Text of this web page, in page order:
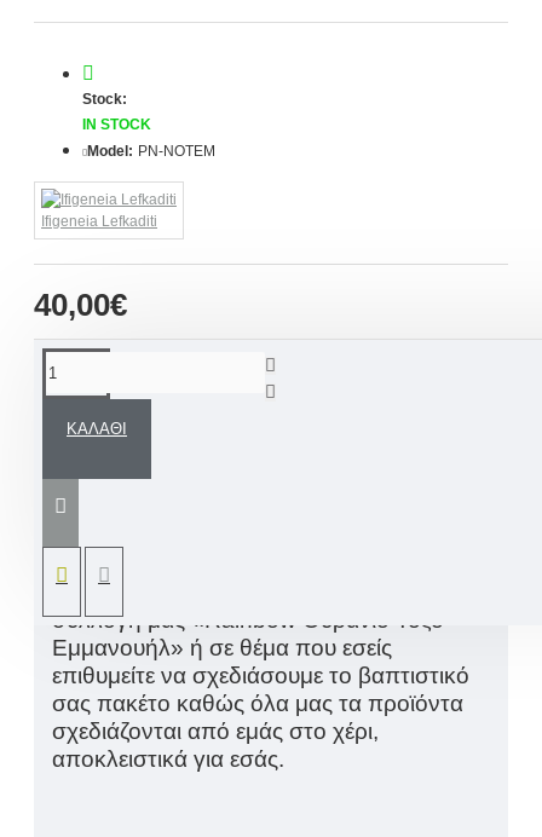
40,00€
Stock:
IN STOCK
Model: PN-NOTEM
Ifigeneia Lefkaditi
ΚΑΛΆΘΙ
Μια άκρως εντυπωσιακή χειροποίητη
ζωγραφισμένη στο χέρι βασισμένη στο
θέμα του ανάλογου Σετ Βάπτισης από την
συλλογή μας «Rainbow Ουράνιο Τοξο
Εμμανουήλ» ή σε θέμα που εσείς
επιθυμείτε να σχεδιάσουμε το βαπτιστικό
σας πακέτο καθώς όλα μας τα προϊόντα
σχεδιάζονται από εμάς στο χέρι,
αποκλειστικά για εσάς.